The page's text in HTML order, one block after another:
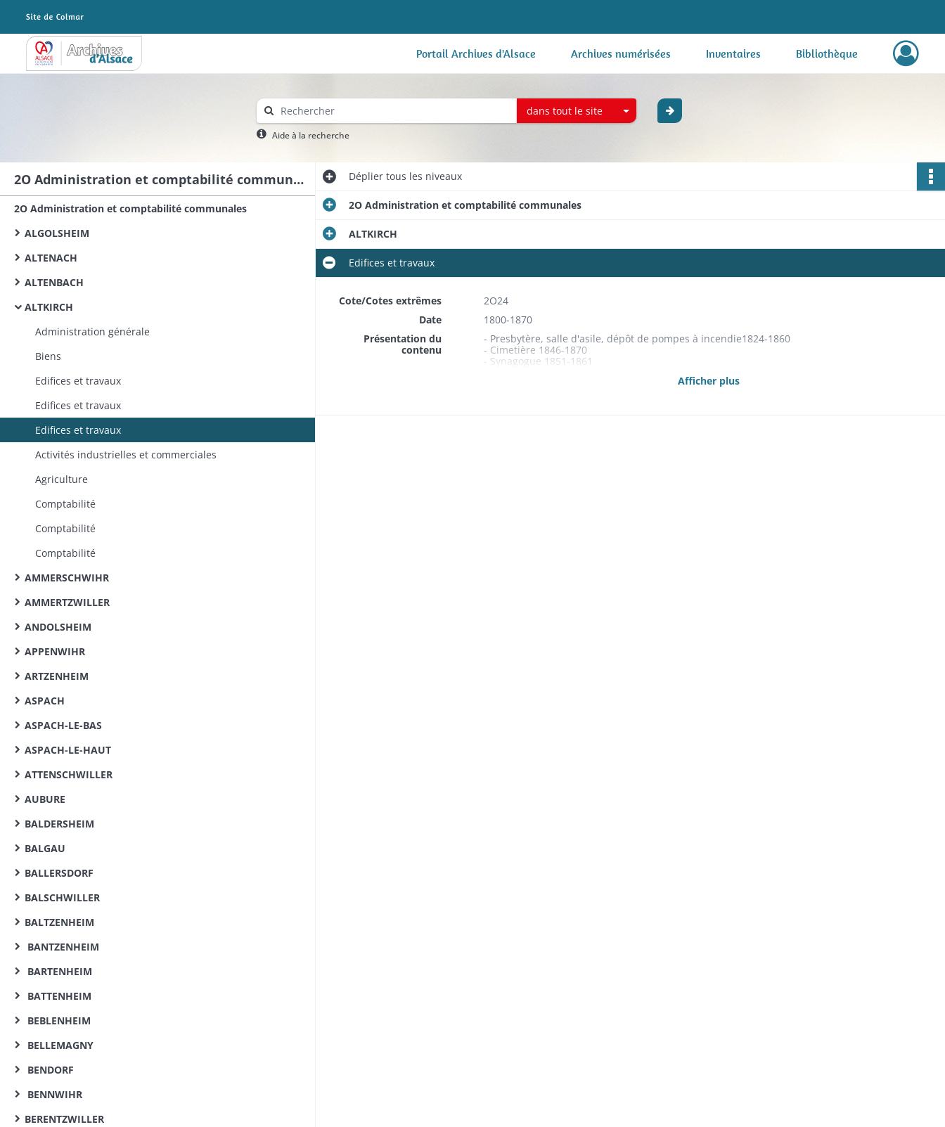
Archives Alsace - Colmar Portail Archives d'Alsace Archives numérisées Inventaires Bibliothèque
dans tout le site
Aide à la recherche
2O Administration et comptabilité communales
2O Administration et comptabilité communales
ALGOLSHEIM
ALTENACH
ALTENBACH
ALTKIRCH
Administration générale
Biens
Edifices et travaux
Edifices et travaux
Edifices et travaux
Activités industrielles et commerciales
Agriculture
Comptabilité
Comptabilité
Comptabilité
AMMERSCHWIHR
AMMERTZWILLER
ANDOLSHEIM
APPENWIHR
ARTZENHEIM
ASPACH
ASPACH-LE-BAS
ASPACH-LE-HAUT
ATTENSCHWILLER
AUBURE
BALDERSHEIM
BALGAU
BALLERSDORF
BALSCHWILLER
BALTZENHEIM
BANTZENHEIM
BARTENHEIM
BATTENHEIM
BEBLENHEIM
BELLEMAGNY
BENDORF
BENNWIHR
BERENTZWILLER
Dépliertous les niveaux
2O Administration et comptabilité communales
ALTKIRCH
Edifices et travaux
Cote/Cotes extrêmes
2O24
Date
1800-1870
Présentation du
contenu
- Presbytère, salle d'asile, dépôt de pompes à incendie1824-1860
- Cimetière 1846-1870
- Synagogue 1851-1861
Afficher plus